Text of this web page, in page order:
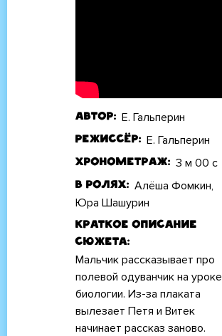
Автор Е. Гальперин
Режиссёр Е. Гальперин
Хронометраж 3 м 00 с
В ролях
Алёша Фомкин,
Юра Шашурин
Краткое описание
сюжета
Мальчик рассказывает про
полевой одуванчик на уроке
биологии. Из-за плаката
вылезает Петя и Витек
начинает рассказ заново.